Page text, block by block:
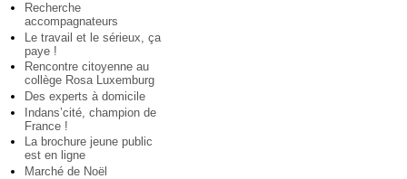
Recherche
accompagnateurs
Le travail et le sérieux, ça
paye !
Rencontre citoyenne au
collège Rosa Luxemburg
Des experts à domicile
Indans’cité, champion de
France !
La brochure jeune public
est en ligne
Marché de Noël